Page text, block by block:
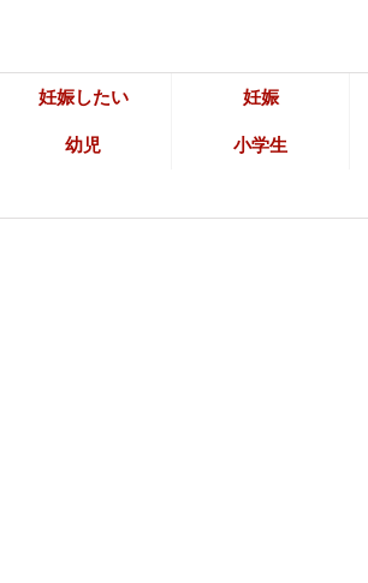
妊娠したい 妊娠
幼児 小学生